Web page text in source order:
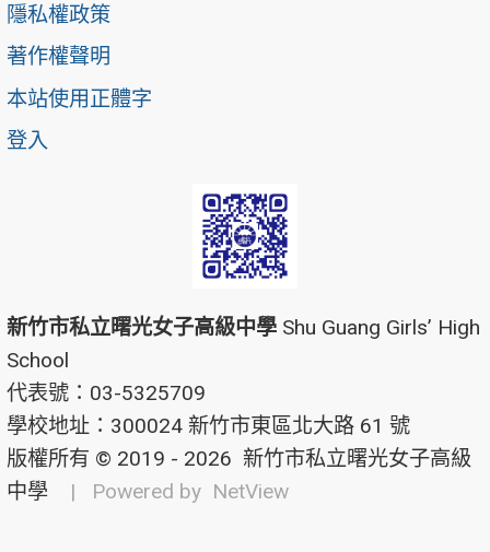
隱私權政策
著作權聲明
本站使用正體字
登入
新竹市私立曙光女子高級中學 Shu Guang Girls’ High
School
代表號：03-5325709
學校地址：300024 新竹市東區北大路 61 號
版權所有 © 2019 - 2026 新竹市私立曙光女子高級
中學
| Powered by NetView